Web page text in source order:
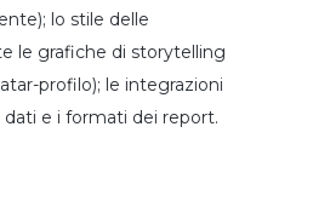
lo stile delle
le grafiche di storytelling
profilo); le integrazioni
e i formati dei report.